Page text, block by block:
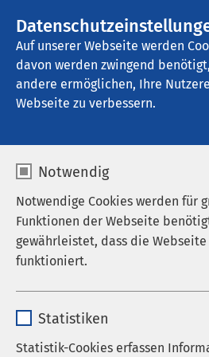
Auf unserer Webseite werden
davon werden zwingend
andere ermöglichen, Ihre
Webseite zu verbessern.
Notwendig
Notwendige Cookies werden für
Funktionen der Webseite
gewährleistet, dass die
funktioniert.
Anbieter sgalinski
Statistiken
Statistik-Cookies erfassen
AMEOS Klinikum Ueckermünde